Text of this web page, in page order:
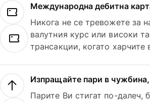
Международна дебитна
Никога не се тревожете за
валутния курс или високи
трансакции, когато харчите
Изпращайте пари в чужбина,
Парите Ви стигат по-далеч,